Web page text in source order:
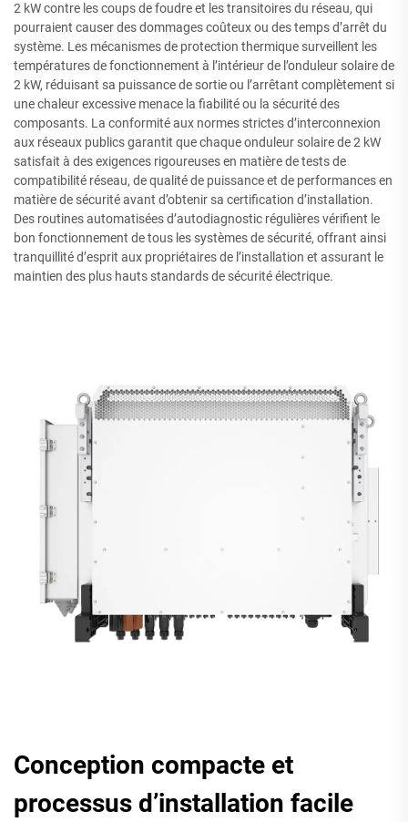
2 kW contre les coups de foudre et les transitoires du réseau, qui
pourraient causer des dommages coûteux ou des temps d’arrêt du
système. Les mécanismes de protection thermique surveillent les
températures de fonctionnement à l’intérieur de l’onduleur solaire de
2 kW, réduisant sa puissance de sortie ou l’arrêtant complètement si
une chaleur excessive menace la fiabilité ou la sécurité des
composants. La conformité aux normes strictes d’interconnexion
aux réseaux publics garantit que chaque onduleur solaire de 2 kW
satisfait à des exigences rigoureuses en matière de tests de
compatibilité réseau, de qualité de puissance et de performances en
matière de sécurité avant d’obtenir sa certification d’installation.
Des routines automatisées d’autodiagnostic régulières vérifient le
bon fonctionnement de tous les systèmes de sécurité, offrant ainsi
tranquillité d’esprit aux propriétaires de l’installation et assurant le
maintien des plus hauts standards de sécurité électrique.
Conception compacte et
processus d’installation facile